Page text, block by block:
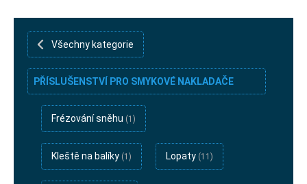
rubriky-bazar
Všechny kategorie
PŘÍSLUŠENSTVÍ PRO SMYKOVÉ NAKLADAČE
Frézování sněhu (1)
Kleště na balíky (1) Lopaty (11)